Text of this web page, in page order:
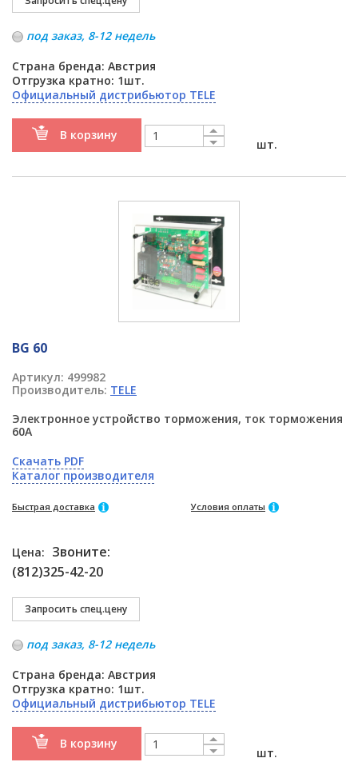
под заказ, 8-12 недель
Страна бренда: Австрия
Отгрузка кратно: 1шт.
Официальный дистрибьютор TELE
В корзину
шт.
BG 60
Артикул: 499982
Производитель: TELE
Электронное устройство торможения, ток торможения
60A
Скачать PDF
Каталог производителя
Быстрая доставка Условия оплаты
Цена: Звоните:
(812)325-42-20
под заказ, 8-12 недель
Страна бренда: Австрия
Отгрузка кратно: 1шт.
Официальный дистрибьютор TELE
В корзину
шт.